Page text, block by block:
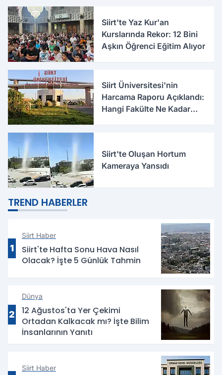
Siirt'te Yaz Kur'an
Kurslarında Rekor: 12 Bini
Aşkın Öğrenci Eğitim Alıyor
Siirt Üniversitesi'nin
Harcama Raporu Açıklandı:
Hangi Fakülte Ne Kadar
Siirt'te Oluşan Hortum
Kameraya Yansıdı
TREND HABERLER
1
Siirt Haber
Siirt'te Hafta Sonu Hava Nasıl
Olacak? İşte 5 Günlük Tahmin
2
Dünya
12 Ağustos'ta Yer Çekimi
Ortadan Kalkacak mı? İşte Bilim
İnsanlarının Yanıtı
Siirt Haber